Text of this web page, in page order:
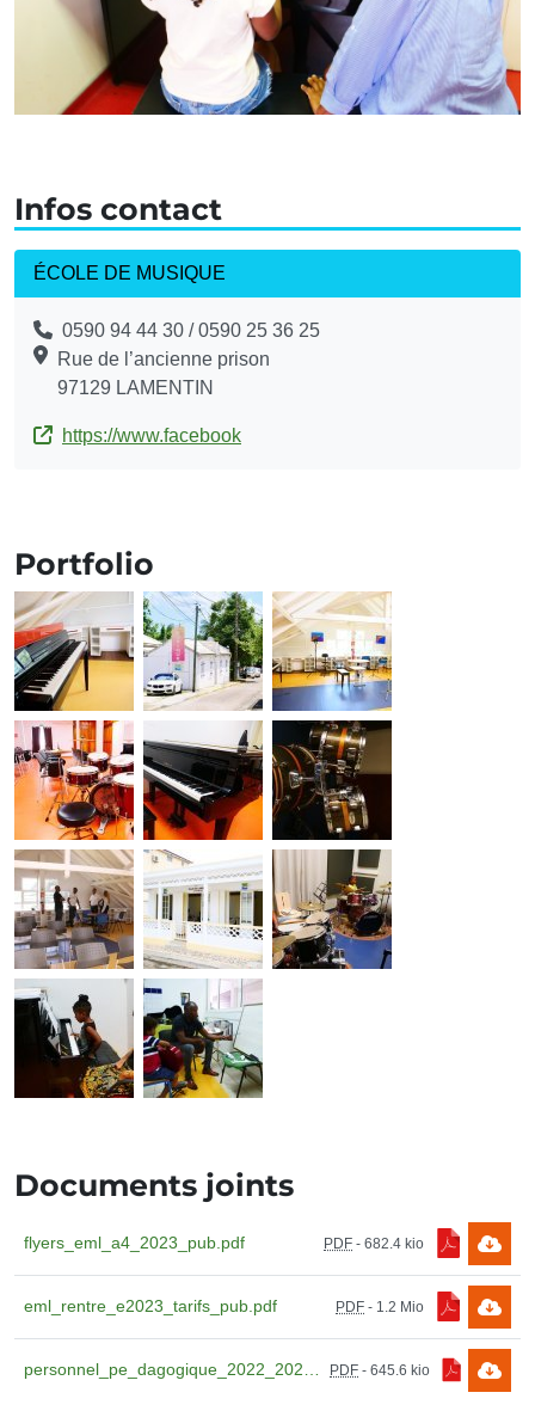
Infos contact
ÉCOLE DE MUSIQUE
0590 94 44 30 / 0590 25 36 25
Rue de l’ancienne prison
97129 LAMENTIN
https://www.facebook
Portfolio
Documents joints
flyers_eml_a4_2023_pub.pdf PDF - 682.4 kio
eml_rentre_e2023_tarifs_pub.pdf PDF - 1.2 Mio
PDF -645.6 kio